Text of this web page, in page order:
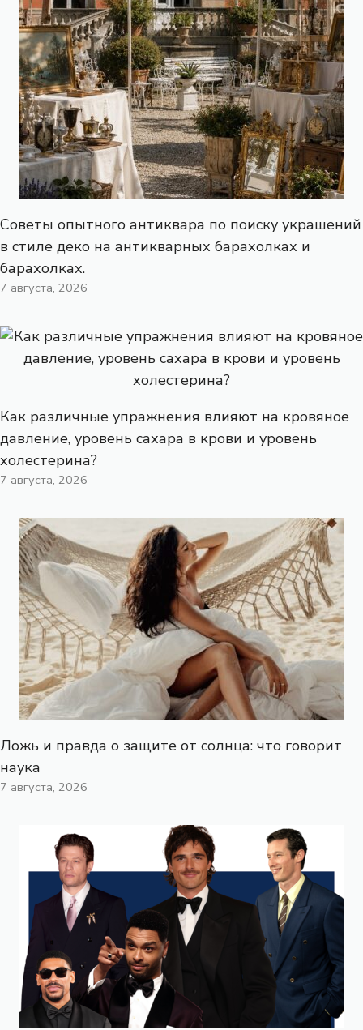
Советы опытного антиквара по поиску украшений
в стиле деко на антикварных барахолках и
барахолках.
7 августа, 2026
Как различные упражнения влияют на кровяное
давление, уровень сахара в крови и уровень
холестерина?
7 августа, 2026
Ложь и правда о защите от солнца: что говорит
наука
7 августа, 2026